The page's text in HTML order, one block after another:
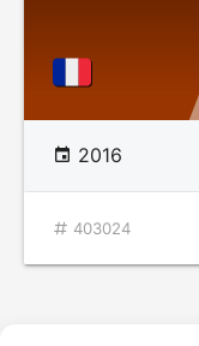
2016
403024